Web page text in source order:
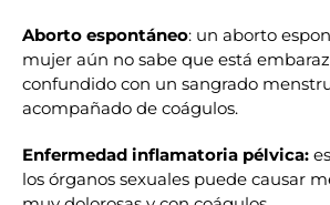
Aborto espontáneo: un aborto
mujer aún no sabe que está
confundido con un sangrado
acompañado de coágulos.
Enfermedad inflamatoria pélvica:
los órganos sexuales puede causar